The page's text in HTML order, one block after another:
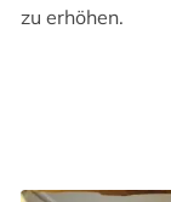
zu erhöhen.